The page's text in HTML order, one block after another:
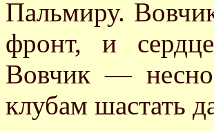
Пальмиру.
фронт, и
Вовчик —
клубам шастать